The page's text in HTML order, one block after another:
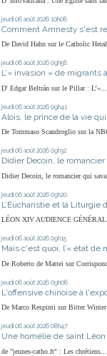
jeudi 06 août 2026 10h08
Comment Amnesty s'est
De David Hahn sur le Catholic
jeudi 06 août 2026 09h58
L’« invasion » de migrants
D' Edgar Beltrán sur le Pillar : L’«...
jeudi 06 août 2026 09h41
Alois, le prince de la vie
De Tommaso Scandroglio sur la
jeudi 06 août 2026 09h32
Didier Decoin, le
Didier Decoin, le romancier qui
jeudi 06 août 2026 09h20
L’Eucharistie et la Liturgie
LÉON XIV AUDIENCE
jeudi 06 août 2026 09h15
Mais c'est quoi, l’« état de
De Roberto de Mattei sur
jeudi 06 août 2026 09h08
L'offensive chinoise à
De Marco Respinti sur Bitter
jeudi 06 août 2026 08h47
Une homélie de saint Léon
de "jeunes-catho.fr" : Les chrétiens...